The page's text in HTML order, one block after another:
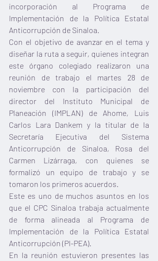
incorporación al Programa de
Implementación de la Política Estatal
Anticorrupción de Sinaloa.
Con el objetivo de avanzar en el tema y
diseñar la ruta a seguir, quienes integran
este órgano colegiado realizaron una
reunión de trabajo el martes 28 de
noviembre con la participación del
director del Instituto Municipal de
Planeación (IMPLAN) de Ahome, Luis
Carlos Lara Dankem y la titular de la
Secretaría Ejecutiva del Sistema
Anticorrupción de Sinaloa, Rosa del
Carmen Lizárraga, con quienes se
formalizó un equipo de trabajo y se
tomaron los primeros acuerdos.
Este es uno de muchos asuntos en los
que el CPC Sinaloa trabaja actualmente
de forma alineada al Programa de
Implementación de la Política Estatal
Anticorrupción (PI-PEA).
En la reunión estuvieron presentes las